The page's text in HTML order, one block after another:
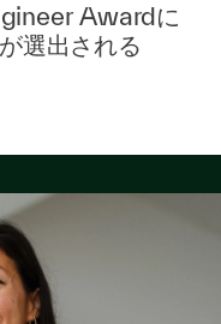
Awardに
選出される